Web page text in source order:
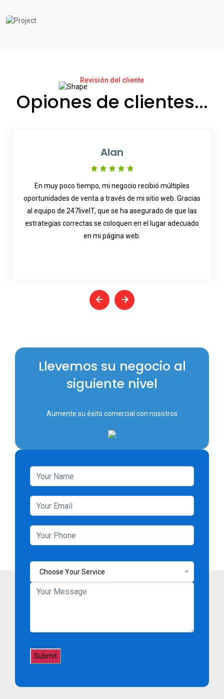
Revisión del cliente
Opiones de clientes...
Alan
En muy poco tiempo, mi negocio recibió múltiples
oportunidades de venta a través de mi sitio web. Gracias
al equipo de 247liveIT, que se ha asegurado de que las
estrategias correctas se coloquen en el lugar adecuado
en mi página web.
Llevemos su negocio al
siguiente nivel
Aumente su éxito comercial con nosotros
Choose Your Service